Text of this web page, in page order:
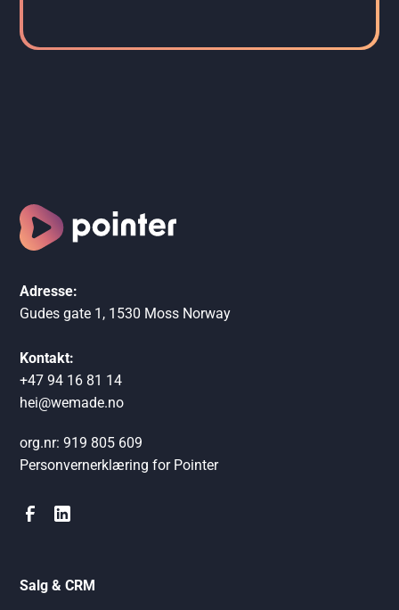
Adresse:
Gudes gate 1, 1530 Moss Norway
Kontakt:
+47 94 16 81 14
hei@wemade.no
org.nr: 919 805 609
Personvernerklæring for Pointer
Salg & CRM